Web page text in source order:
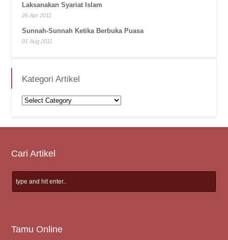
Laksanakan Syariat Islam
26 Apr 2011
Sunnah-Sunnah Ketika Berbuka Puasa
01 Aug 2011
Kategori Artikel
Kategori
Cari Artikel
Tamu Online